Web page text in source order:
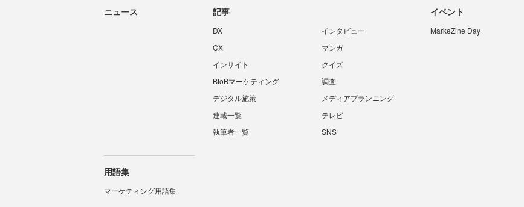
ニュース 記事
DX
インタビュー
CX
マンガ
インサイト
クイズ
BtoBマーケティング
調査
デジタル施策
メディアプランニング
連載一覧
テレビ
執筆者一覧
SNS
イベント
MarkeZine Day
用語集
マーケティング用語集